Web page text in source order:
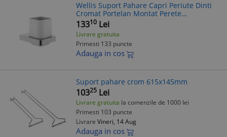
Wellis Suport Pahare Capri Periute Dinti
Cromat Portelan Montat Perete
8.2x10.6x9.3cm
13310 Lei
Livrare gratuita
Primesti 133 puncte
Adauga in cos
Suport pahare crom 615x145mm
10325 Lei
Livrare gratuita la comenzile de 1000 lei
Primesti 103 puncte
Livrare Vineri, 14 Aug
Adauga in cos